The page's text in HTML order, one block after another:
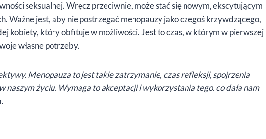
seksualnej. Wręcz przeciwnie, może stać się nowym, ekscytującym
Ważne jest, aby nie postrzegać menopauzy jako czegoś krzywdzącego,
kobiety, który obfituje w możliwości. Jest to czas, w którym w pierwszej
własne potrzeby.
Menopauza to jest takie zatrzymanie, czas refleksji, spojrzenia
naszym życiu. Wymaga to akceptacji i wykorzystania tego, co dała nam